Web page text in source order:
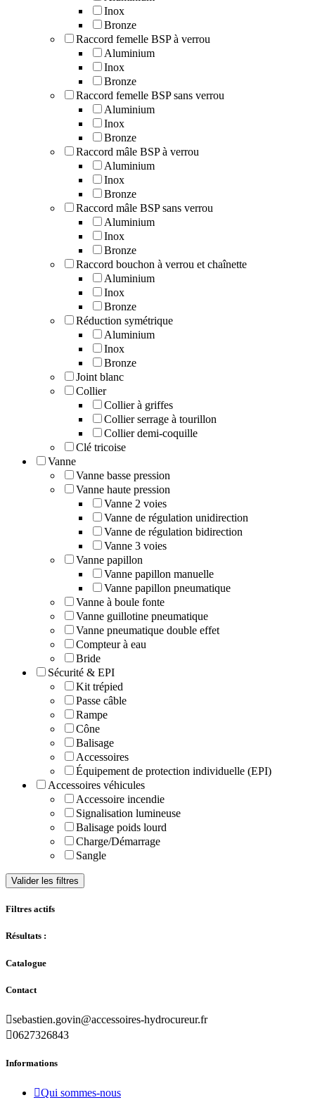
Inox
Bronze
Raccord femelle BSP à verrou
Aluminium
Inox
Bronze
Raccord femelle BSP sans verrou
Aluminium
Inox
Bronze
Raccord mâle BSP à verrou
Aluminium
Inox
Bronze
Raccord mâle BSP sans verrou
Aluminium
Inox
Bronze
Raccord bouchon à verrou et chaînette
Aluminium
Inox
Bronze
Réduction symétrique
Aluminium
Inox
Bronze
Joint blanc
Collier
Collier à griffes
Collier serrage à tourillon
Collier demi-coquille
Clé tricoise
Vanne
Vanne basse pression
Vanne haute pression
Vanne 2 voies
Vanne de régulation unidirection
Vanne de régulation bidirection
Vanne 3 voies
Vanne papillon
Vanne papillon manuelle
Vanne papillon pneumatique
Vanne à boule fonte
Vanne guillotine pneumatique
Vanne pneumatique double effet
Compteur à eau
Bride
Sécurité & EPI
Kit trépied
Passe câble
Rampe
Cône
Balisage
Accessoires
Équipement de protection individuelle (EPI)
Accessoires véhicules
Accessoire incendie
Signalisation lumineuse
Balisage poids lourd
Charge/Démarrage
Sangle
Valider les filtres
Filtres actifs
Résultats :
Catalogue
Contact
sebastien.govin@accessoires-hydrocureur.fr
0627326843
Informations
Qui sommes-nous